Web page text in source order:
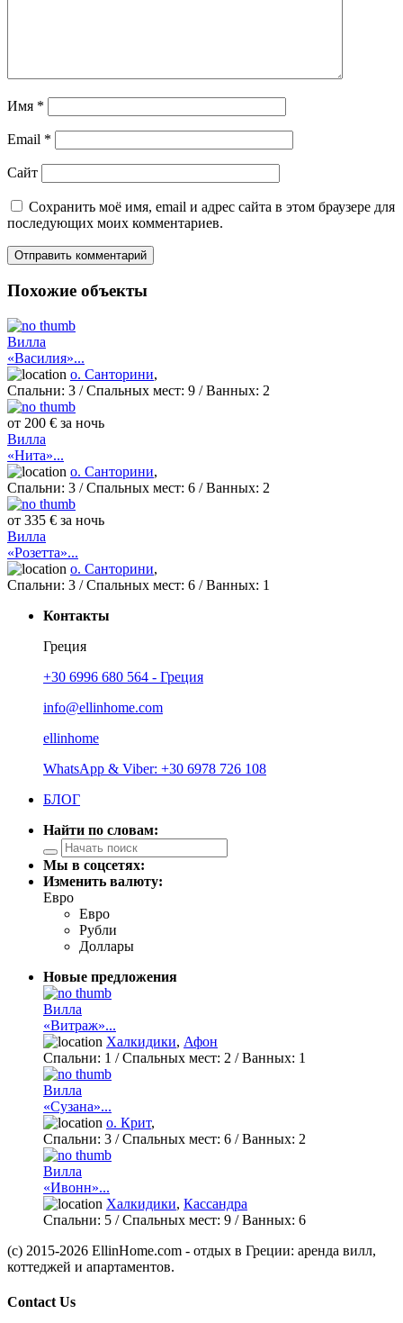
Имя *
Email *
Сайт
Сохранить моё имя, email и адрес сайта в этом браузере для
последующих моих комментариев.
Похожие объекты
Вилла
«Василия»...
о. Санторини,
Спальни: 3 / Спальных мест: 9 /Ванных: 2
от 200 € за ночь
Вилла
«Нита»...
о. Санторини,
Спальни: 3 / Спальных мест: 6 /Ванных: 2
от 335 € за ночь
Вилла
«Розетта»...
о. Санторини,
Спальни: 3 / Спальных мест: 6 /Ванных: 1
Контакты
Греция
+30 6996 680 564 - Греция
info@ellinhome.com
ellinhome
WhatsApp & Viber: +30 6978 726 108
БЛОГ
Найти по словам:
Мы в соцсетях:
Изменить валюту:
Евро
Евро
Рубли
Доллары
Новые предложения
Вилла
«Витраж»...
Халкидики, Афон
Спальни: 1 / Спальных мест: 2 /Ванных: 1
Вилла
«Сузана»...
о. Крит,
Спальни: 3 / Спальных мест: 6 /Ванных: 2
Вилла
«Ивонн»...
Халкидики, Кассандра
Спальни: 5 / Спальных мест: 9 /Ванных: 6
(c) 2015-2026 EllinHome.com - отдых в Греции: аренда вилл,
коттеджей и апартаментов.
Contact Us